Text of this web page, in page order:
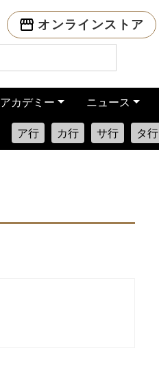
オンラインストア
アカデミー ニュース
ア行 カ行 サ行 タ行